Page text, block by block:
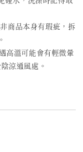
品本身有瑕疵，拆
溫可能會有輕微暈
涼通風處。